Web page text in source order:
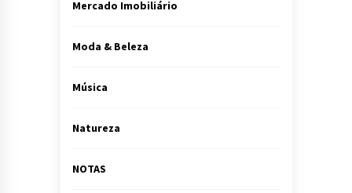
Mercado Imobiliário
Moda & Beleza
Música
Natureza
NOTAS